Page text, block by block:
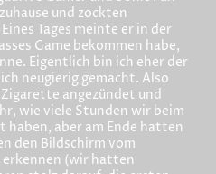
und zockten
Tages meinte er in der
Game bekommen habe,
Eigentlich bin ich eher der
neugierig gemacht. Also
angezündet und
wie viele Stunden wir beim
aber am Ende hatten
den Bildschirm vom
(wir hatten